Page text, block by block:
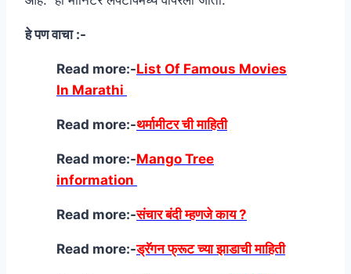
हे पण वाचा :-
Read more:-List Of Famous Movies
In Marathi
Read more:-थर्मामीटर ची माहिती
Read more:-Mango Tree
information
Read more:-संचार बंदी म्हणजे काय ?
Read more:-ड्रॅगन फ्रूट च्या झाडाची माहिती